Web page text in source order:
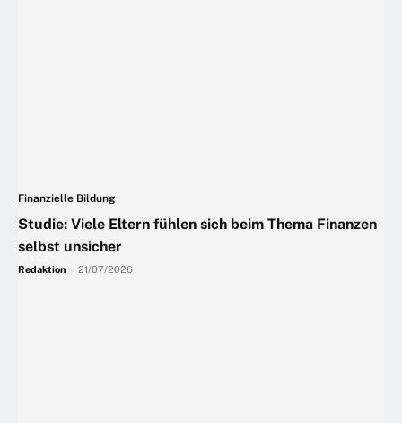
Finanzielle Bildung
Studie: Viele Eltern fühlen sich beim Thema Finanzen
selbst unsicher
Redaktion 21/07/2026